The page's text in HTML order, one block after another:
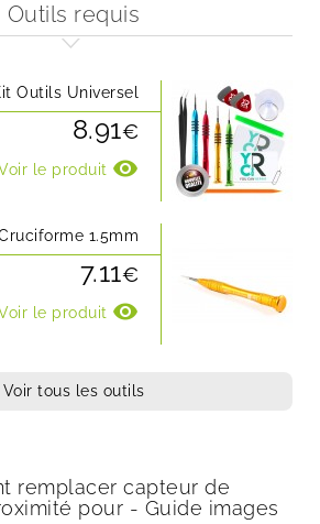
Outils requis
Outils Universel
8.91€
le produit visibility
1.5mm
7.11€
le produit visibility
Voir tous les outils
remplacer capteur de
pour - Guide images